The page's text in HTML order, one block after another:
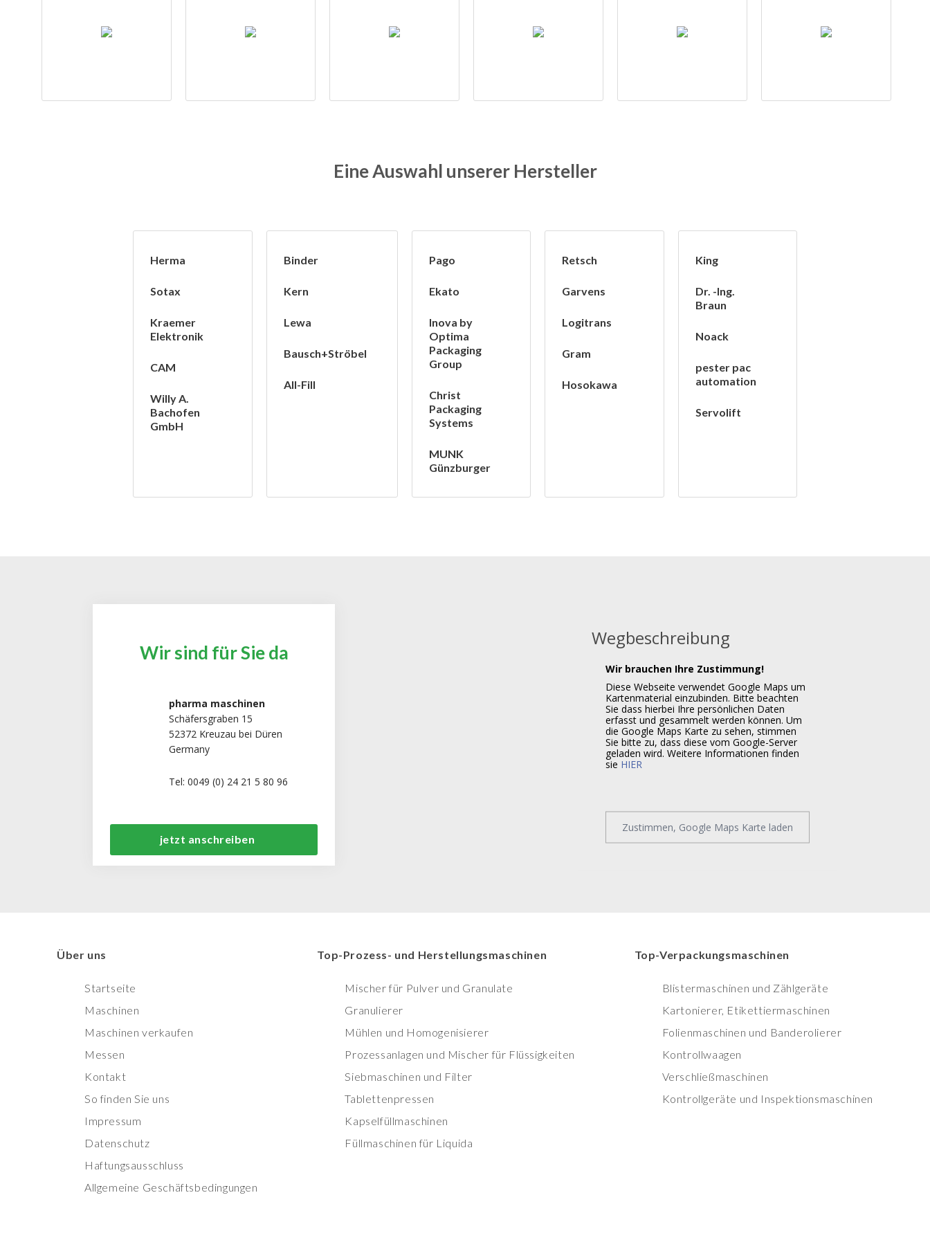
Eine Auswahl unserer Hersteller
Herma
Sotax
Kraemer
Elektronik
CAM
Willy A.
Bachofen
GmbH
Binder
Kern
Lewa
Bausch+Ströbel
All-Fill
Pago
Ekato
Inova by
Optima
Packaging
Group
Christ
Packaging
Systems
MUNK
Günzburger
Retsch
Garvens
Logitrans
Gram
Hosokawa
King
Dr. -Ing.
Braun
Noack
pester pac
automation
Servolift
Wir sind für Sie da
pharma maschinen
Schäfersgraben 15
52372 Kreuzau bei Düren
Germany
Tel: 0049 (0) 24 21 5 80 96
jetzt anschreiben
Wegbeschreibung
Wir brauchen Ihre Zustimmung!
Diese Webseite verwendet Google Maps um
Kartenmaterial einzubinden. Bitte beachten
Sie dass hierbei Ihre persönlichen Daten
erfasst und gesammelt werden können. Um
die Google Maps Karte zu sehen, stimmen
Sie bitte zu, dass diese vom Google-Server
geladen wird. Weitere Informationen finden
sie HIER
Zustimmen, Google Maps Karte laden
Über uns
Startseite
Maschinen
Maschinen verkaufen
Messen
Kontakt
So finden Sie uns
Impressum
Datenschutz
Haftungsausschluss
Allgemeine Geschäftsbedingungen
Top-Prozess- und Herstellungsmaschinen
Mischer für Pulver und Granulate
Granulierer
Mühlen und Homogenisierer
Prozessanlagen und Mischer für Flüssigkeiten
Siebmaschinen und Filter
Tablettenpressen
Kapselfüllmaschinen
Füllmaschinen für Liquida
Top-Verpackungsmaschinen
Blistermaschinen und Zählgeräte
Kartonierer, Etikettiermaschinen
Folienmaschinen und Banderolierer
Kontrollwaagen
Verschließmaschinen
Kontrollgeräte und Inspektionsmaschinen